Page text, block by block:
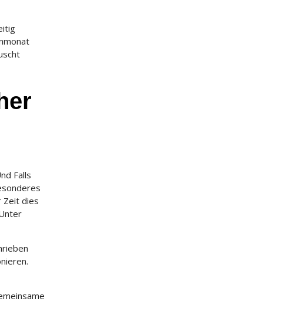
Falls
Zeit dies